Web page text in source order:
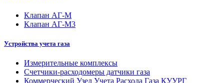
Клапан АГ-М
Клапан АГ-М3
Устройства учета газа
Измерительные комплексы
Счетчики-расходомеры датчики газа
Коммерческий Узел Учета Расхода Газа КУУРГ